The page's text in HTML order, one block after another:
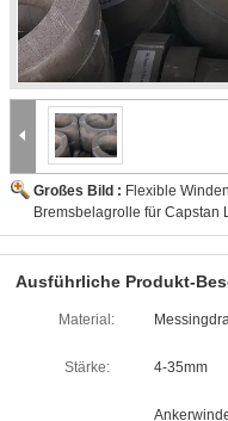
Großes Bild : Flexible
Bremsbelagrolle für Capstan
Ausführliche Produkt-
Material:
Stärke: 4-35mm